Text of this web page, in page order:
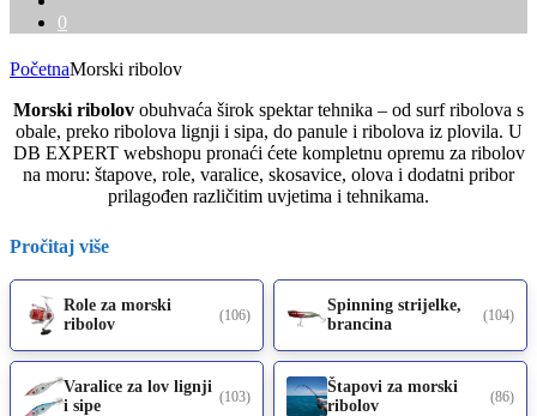
0
PočetnaMorski ribolov
Morski ribolov obuhvaća širok spektar tehnika – od surf ribolova s
obale, preko ribolova lignji i sipa, do panule i ribolova iz plovila. U
DB EXPERT webshopu pronaći ćete kompletnu opremu za ribolov
na moru: štapove, role, varalice, skosavice, olova i dodatni pribor
prilagođen različitim uvjetima i tehnikama.
Pročitaj više
Role za morski
ribolov
(106)
Spinning strijelke,
brancina
(104)
Varalice za lov lignji
i sipe
(103)
Štapovi za morski
ribolov
(86)